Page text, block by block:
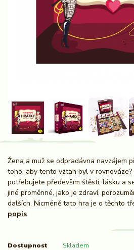
Žena a muž se odpradávna navzájem
toho, aby tento vztah byl v
potřebujete především štěstí, lásku a
jiné proměnné, jako je zdraví,
dalších. Nicméně tato hra je o těchto
popis
Dostupnost Skladem